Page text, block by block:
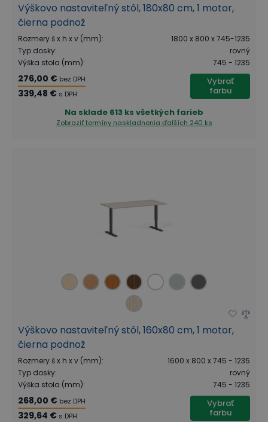
Výškovo nastaviteľný stôl, 180x80 cm, 1 motor,
čierna podnož
Rozmery š x h x v (mm):
1800 x 800 x 745-1235
Typ dosky:
rovný
Výška stola (mm): 745 - 1235
276,00 € bez DPH
339,48 € s DPH
Vybrať
farbu
Na sklade 613 ks všetkých farieb
Zobraziť termíny naskladnenia ďalších 240 ks
Výškovo nastaviteľný stôl, 160x80 cm, 1 motor,
čierna podnož
Rozmery š x h x v (mm):
1600 x 800 x 745 - 1235
Typ dosky:
rovný
Výška stola (mm): 745 - 1235
268,00 € bez DPH
329,64 € s DPH
Vybrať
farbu